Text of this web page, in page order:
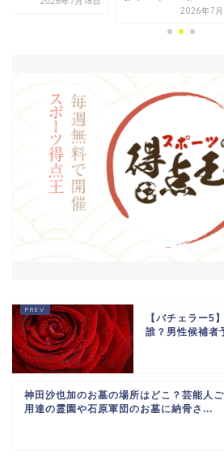
2026年7月
【バチェラー5
誰？男性候補者
神田沙也加のお墓の場所はどこ？芸能人ご
用達の霊園や石原軍団のお墓に納骨さ...